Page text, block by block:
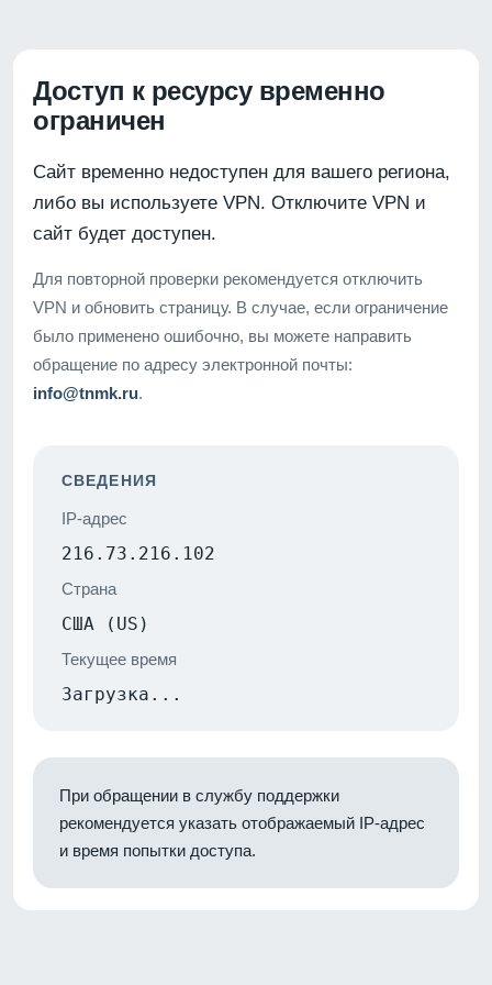
Доступ к ресурсу временно
ограничен
Сайт временно недоступен для вашего региона,
либо вы используете VPN. Отключите VPN и
сайт будет доступен.
Для повторной проверки рекомендуется отключить
VPN и обновить страницу. В случае, если ограничение
было применено ошибочно, вы можете направить
обращение по адресу электронной почты:
info@tnmk.ru.
СВЕДЕНИЯ
IP-адрес
216.73.216.102
Страна
США (US)
Текущее время
Загрузка...
При обращении в службу поддержки
рекомендуется указать отображаемый IP-адрес
и время попытки доступа.